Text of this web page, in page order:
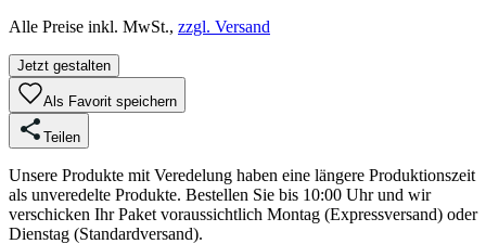
Alle Preise inkl. MwSt., zzgl. Versand
Jetzt gestalten
Als Favorit speichern
Teilen
Unsere Produkte mit Veredelung haben eine längere Produktionszeit
als unveredelte Produkte. Bestellen Sie bis 10:00 Uhr und wir
verschicken Ihr Paket voraussichtlich Montag (Expressversand) oder
Dienstag (Standardversand).